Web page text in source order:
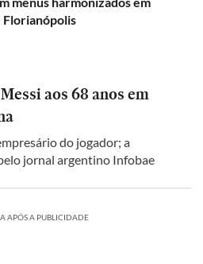
Florianópolis
aos 68 anos em
do jogador; a
jornal argentino Infobae
APÓS A PUBLICIDADE